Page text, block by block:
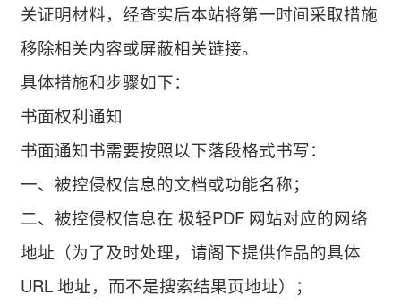
关证明材料，经查实后本站将第一时间采取措施
移除相关内容或屏蔽相关链接。
具体措施和步骤如下：
书面权利通知
书面通知书需要按照以下落段格式书写：
一、被控侵权信息的文档或功能名称；
二、被控侵权信息在 极轻PDF 网站对应的网络
地址（为了及时处理，请阁下提供作品的具体
URL 地址，而不是搜索结果页地址）；